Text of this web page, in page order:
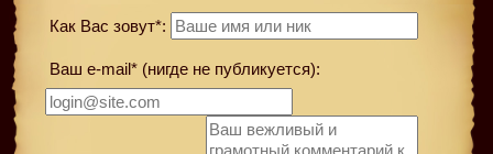
Как Вас зовут*:
Ваш e-mail* (нигде не публикуется):